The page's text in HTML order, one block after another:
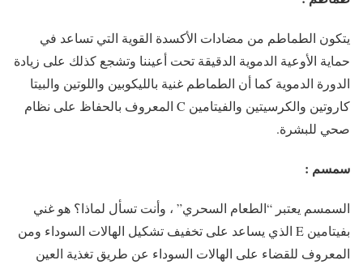
يتكون الطماطم من مضادات الأكسدة القوية التي تساعد في
حماية الأوعية الدموية الدقيقة تحت أعيننا وتشجع كذلك على زيادة
الدورة الدموية كما أن الطماطم غنية بالليكوبين واللوتين والبيتا
كاروتين والكرسيتين والفيتامين C المعروف بالحفاظ على نظام
صحي للبشرة.
سمسم :
السمسم يعتبر “الطعام السحري” ، وأنت تسأل لماذا؟ هو غني
بفيتامين E الذي يساعد على تخفيف تشكيل الهالات السوداء ومن
المعروف للقضاء على الهالات السوداء عن طريق تغذية العين